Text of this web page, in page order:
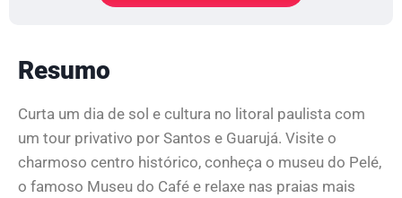
Resumo
Curta um dia de sol e cultura no litoral paulista com
um tour privativo por Santos e Guarujá. Visite o
charmoso centro histórico, conheça o museu do Pelé,
o famoso Museu do Café e relaxe nas praias mais